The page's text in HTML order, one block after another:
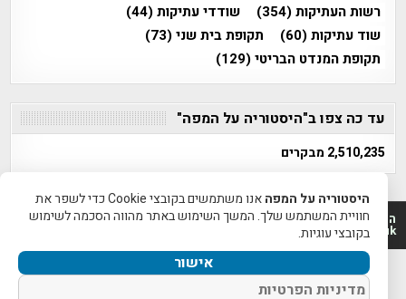
רשות העתיקות(354) שודדי עתיקות(44)
שוד עתיקות(60) תקופת בית שני(73)
תקופת המנדט הבריטי(129)
עד כה צפו ב"היסטוריה על המפה"
2,510,235 מבקרים
היסטוריה על המפה 2011-2026 | פרוייקט טיגארט 2012-2026|
www.mapah.co.il | www.tegart.uk
היסטוריה על המפה
אנו משתמשים בקובצי Cookie כדי לשפר את
חוויית המשתמש שלך. המשך השימוש באתר מהווה הסכמה לשימוש
בקובצי עוגיות.
אישור
מדיניות הפרטיות